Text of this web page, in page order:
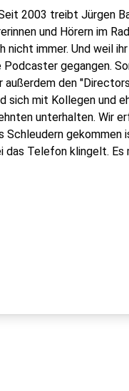
2003 treibt Jürgen
und Hörern im
nicht immer. Und weil
gegangen.
den
sich mit Kollegen und
unterhalten. Wir
gekommen
Telefon klingelt. Es